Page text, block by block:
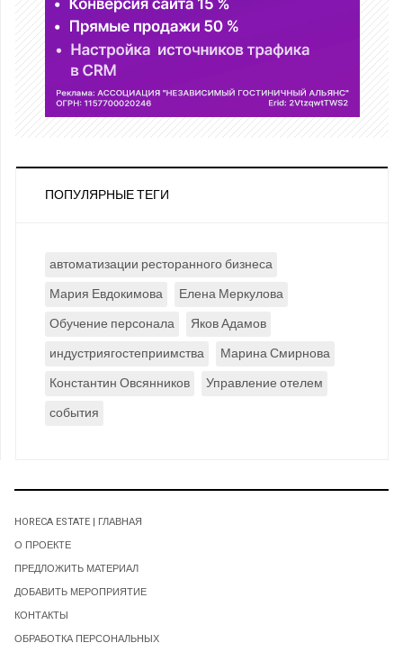
ПОПУЛЯРНЫЕ ТЕГИ
автоматизации ресторанного бизнеса
Мария Евдокимова
Елена Меркулова
Обучение персонала
Яков Адамов
индустриягостеприимства
Марина Смирнова
Константин Овсянников
Управление отелем
события
HORECA ESTATE | ГЛАВНАЯ
О ПРОЕКТЕ
ПРЕДЛОЖИТЬ МАТЕРИАЛ
ДОБАВИТЬ МЕРОПРИЯТИЕ
КОНТАКТЫ
ОБРАБОТКА ПЕРСОНАЛЬНЫХ